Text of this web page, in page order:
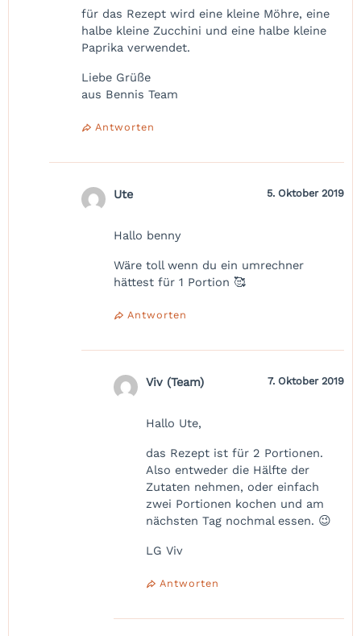
für das Rezept wird eine kleine Möhre, eine
halbe kleine Zucchini und eine halbe kleine
Paprika verwendet.
Liebe Grüße
aus Bennis Team
Antworten
Ute 5. Oktober 2019
Hallo benny
Wäre toll wenn du ein umrechner
hättest für 1 Portion 🥰
Antworten
Viv (Team) 7. Oktober 2019
Hallo Ute,
das Rezept ist für 2 Portionen.
Also entweder die Hälfte der
Zutaten nehmen, oder einfach
zwei Portionen kochen und am
nächsten Tag nochmal essen. 😉
LG Viv
Antworten